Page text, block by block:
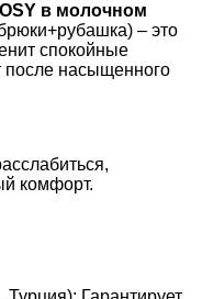
в молочном
– это
спокойные
после насыщенного
комфорт.